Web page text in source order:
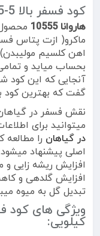
کود فسفر بالا 5-55-10 هاروانا یک کیلویی:
هاروانا 10555
ماکرو( ازت پتاس
اهن کلسیم
بحساب میاید و
گفت که بهترین
نقش فسفر در
میتوانید برای
در گیاهان
اصلی پیشنهاد
افزایش ریشه زایی و
افزایش گلدهی و
تبدیل گل به میوه
کیلویی: